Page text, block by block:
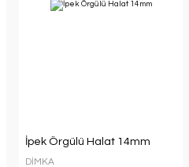
İpek Örgülü Halat 14mm
DİMKA